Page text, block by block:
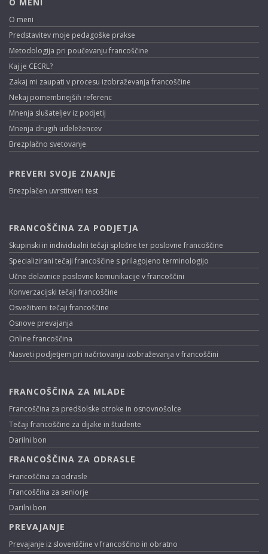
O meni
Predstavitev moje pedagoške prakse
Metodologija pri poučevanju francoščine
Kaj je CECRL?
Zakaj mi zaupati v procesu izobraževanja francoščine
Nekaj pomembnejših referenc
Mnenja slušateljev iz podjetij
Mnenja drugih udeležencev
Brezplačno svetovanje
PREVERI SVOJE ZNANJE
Brezplačen uvrstitveni test
FRANCOŠČINA ZA PODJETJA
Skupinski in individualni tečaji splošne ter poslovne francoščine
Specializirani tečaji francoščine s prilagojeno terminologijo
Učne delavnice poslovne komunikacije v francoščini
Konverzacijski tečaji francoščine
Osvežitveni tečaji francoščine
Osnove prevajanja
Online francoščina
Nasveti podjetjem pri načrtovanju izobraževanja v francoščini
FRANCOŠČINA ZA MLADE
Francoščina za predšolske otroke in osnovnošolce
Tečaji francoščine za dijake in študente
Darilni bon
FRANCOŠČINA ZA ODRASLE
Francoščina za odrasle
Francoščina za seniorje
Darilni bon
PREVAJANJE
Prevajanje iz slovenščine v francoščino in obratno